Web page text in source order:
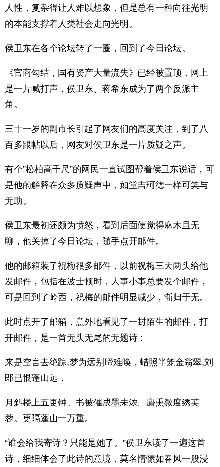
人性，复杂得让人难以想象，但是总有一种向往光明
的本能支撑着人类社会走向光明。
侯卫东在各个论坛转了一圈，回到了今日论坛。
《官商勾结，国有资产大量流失》已经被置顶，网上
是一片喊打声，侯卫东、蒋希东成为了两个反派主
角。
三十一岁的副市长引起了网友们的高度关注，到了八
百多跟帖以后，网友对侯卫东是一片质疑之声。
有个”松柏高千尺”的网民一直试图帮着侯卫东说话，可
是他的解释在众多质疑声中，如堂吉珂德一样可笑与
无助。
侯卫东最初还颇为愤怒，看到后面便觉得麻木且无
聊，他关掉了今日论坛，随手点开邮件。
他的邮箱装了祝梅很多邮件，以前祝梅三天两头给他
发邮件，包括在波士顿时，大事小事总要发个邮件，
可是回到了岭西，祝梅的邮件明显减少，渐归于无。
此时点开了邮箱，意外地看见了一封陌生的邮件，打
开邮件，是一首无头无尾的无题诗：
来是空言去绝踪,梦为远别啼难唤，蜡照半笼金翁翠,刘
郎已恨蓬山远，
月斜楼上五更钟。书被催成墨未浓。麝熏微度綉芙
蓉。更隔蓬山一万重。
“谁会给我寄诗？只能是她了。”侯卫东读了一遍这首
诗，细细体会了此诗的意境，莫名情愫如春风一般浸